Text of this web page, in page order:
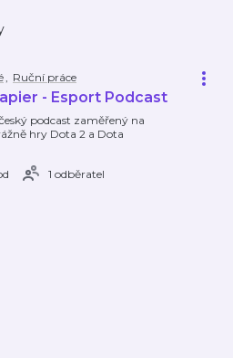
, Ruční práce
- Esport Podcast
podcast zaměřený na
hry Dota 2 a Dota
1 odběratel